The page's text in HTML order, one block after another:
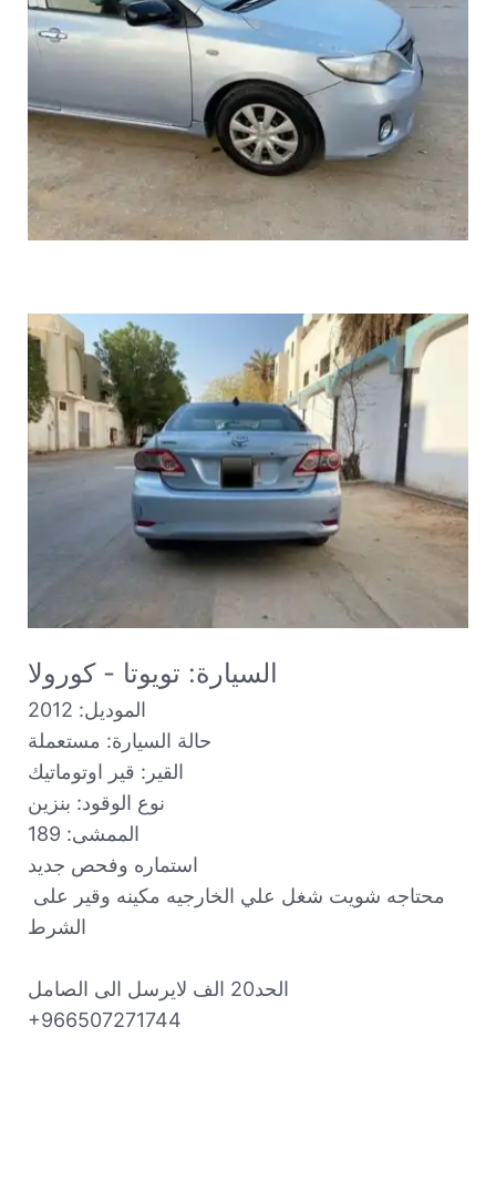
السيارة: تويوتا - كورولا
الموديل: 2012
حالة السيارة: مستعملة
القير: قير اوتوماتيك
نوع الوقود: بنزين
الممشى: 189
استماره وفحص جديد
الحد20 الف لايرسل الى الصامل
+966507271744